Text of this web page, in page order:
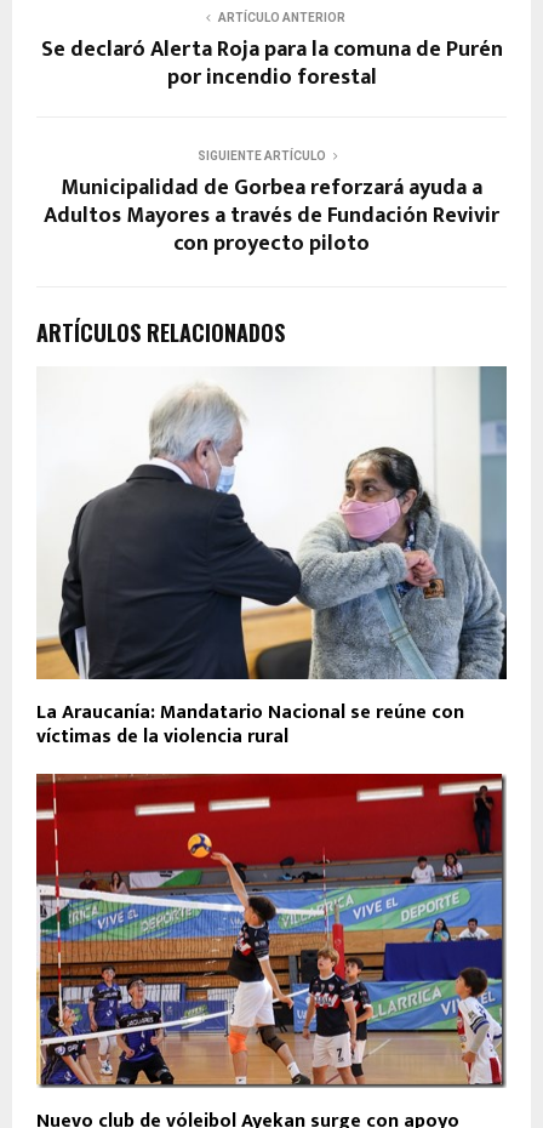
ARTÍCULO ANTERIOR
Se declaró Alerta Roja para la comuna de Purén
por incendio forestal
SIGUIENTE ARTÍCULO
Municipalidad de Gorbea reforzará ayuda a
Adultos Mayores a través de Fundación Revivir
con proyecto piloto
ARTÍCULOS RELACIONADOS
La Araucanía: Mandatario Nacional se reúne con
víctimas de la violencia rural